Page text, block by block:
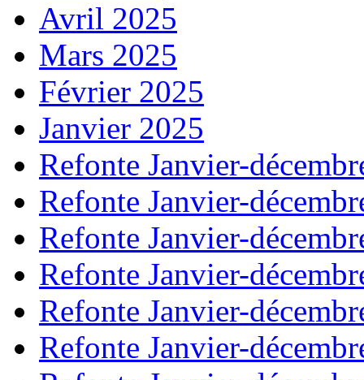
Avril 2025
Mars 2025
Février 2025
Janvier 2025
Refonte Janvier-
Refonte Janvier-
Refonte Janvier-
Refonte Janvier-
Refonte Janvier-
Refonte Janvier-